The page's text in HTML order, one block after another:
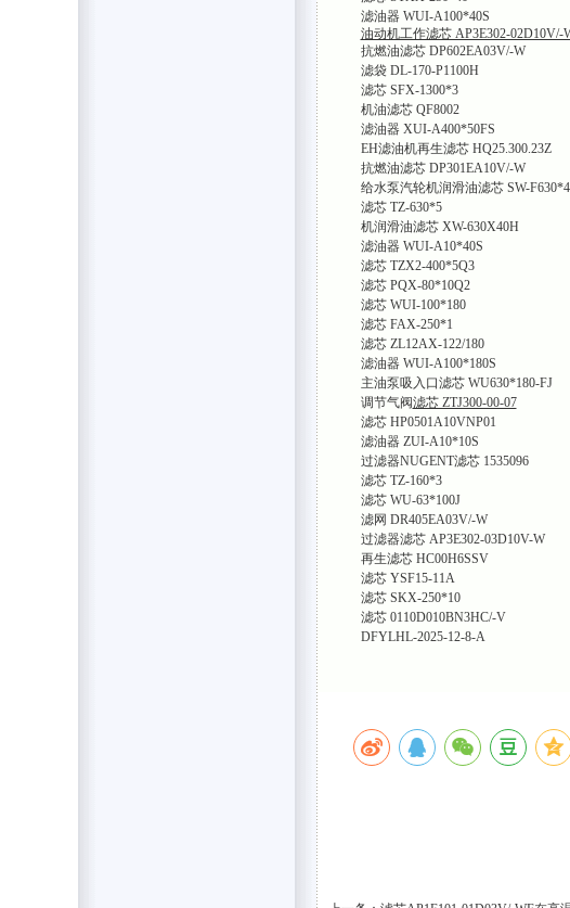
滤油器 WUI-A100*40S
油动机工作滤芯 AP3E302-02D10V/-
抗燃油滤芯 DP602EA03V/-W
滤袋 DL-170-P1100H
滤芯 SFX-1300*3
机油滤芯 QF8002
滤油器 XUI-A400*50FS
EH滤油机再生滤芯 HQ25.300.23Z
抗燃油滤芯 DP301EA10V/-W
给水泵汽轮机润滑油滤芯 SW-
滤芯 TZ-630*5
机润滑油滤芯 XW-630X40H
滤油器 WUI-A10*40S
滤芯 TZX2-400*5Q3
滤芯 PQX-80*10Q2
滤芯 WUI-100*180
滤芯 FAX-250*1
滤芯 ZL12AX-122/180
滤油器 WUI-A100*180S
主油泵吸入口滤芯 WU630*180-FJ
调节气阀滤芯 ZTJ300-00-07
滤芯 HP0501A10VNP01
滤油器 ZUI-A10*10S
过滤器NUGENT滤芯 1535096
滤芯 TZ-160*3
滤芯 WU-63*100J
滤网 DR405EA03V/-W
过滤器滤芯 AP3E302-03D10V-W
再生滤芯 HC00H6SSV
滤芯 YSF15-11A
滤芯 SKX-250*10
滤芯 0110D010BN3HC/-V
DFYLHL-2025-12-8-A